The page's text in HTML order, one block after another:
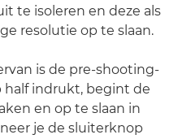
te isoleren en deze als
resolutie op te slaan.
is de pre-shooting-
half indrukt, begint de
en op te slaan in
je de sluiterknop